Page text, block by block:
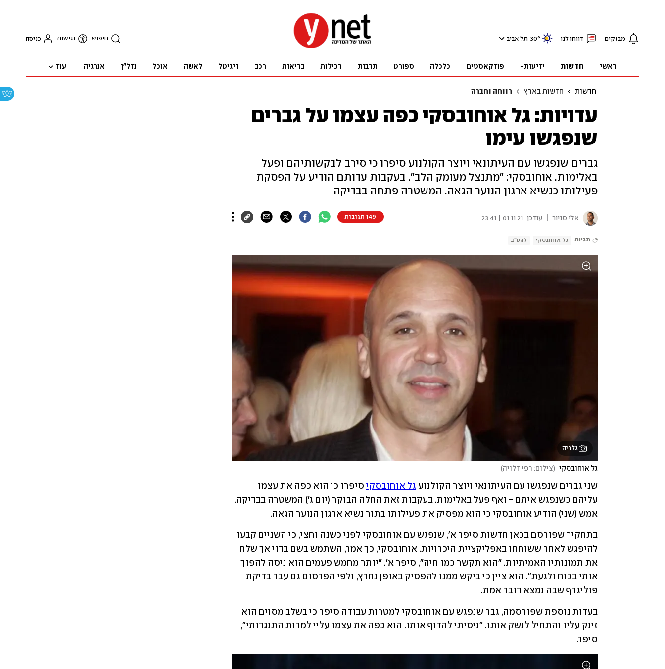
מבזקים דווחו לנו 30° תל אביב חיפוש נגישות כניסה
ראשי חדשות ידיעות+ פודקאסטים כלכלה ספורט תרבות רכילות בריאות רכב דיגיטל לאשה אוכל נדל"ן אנרגיה עוד
חדשות חדשות בארץ רווחה וחברה
עדויות: גל אוחובסקי כפה עצמו על גברים
שנפגשו עימו
גברים שנפגשו עם העיתונאי ויוצר הקולנוע סיפרו כי סירב לבקשותיהם ופעל
באלימות. אוחובסקי: "מתנצל מעומק הלב". בעקבות עדותם הודיע על הפסקת
פעילותו כנשיא ארגון הנוער הגאה. המשטרה פתחה בבדיקה
אלי סניור עודכן: 01.11.21 | 23:41 149 תגובות
תגיות גל אוחובסקי להט"ב
גלריה
גל אוחובסקי (צילום: רפי דלויה)
שני גברים שנפגשו עם העיתונאי ויוצר הקולנוע גל אוחובסקי
אמש (שני) הודיע אוחובסקי כי הוא מפסיק את פעילותו בתור נשיא ארגון הנוער הגאה.
פוליגרף שבה נמצא דובר אמת.
סיפר.